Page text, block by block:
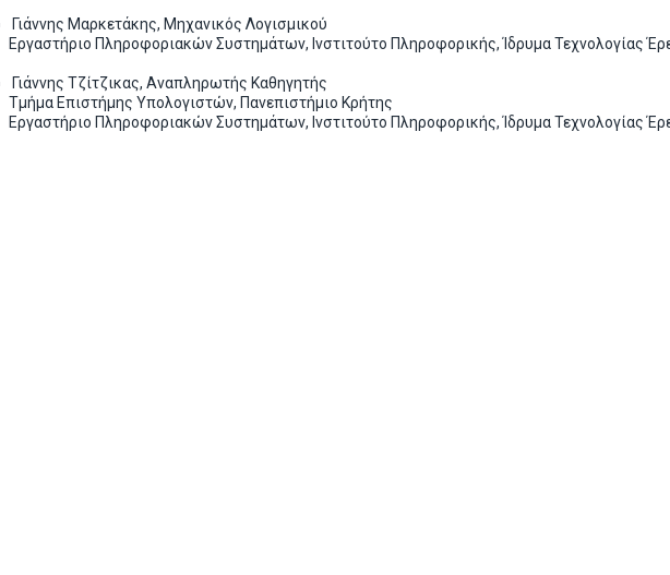
Γιάννης Μαρκετάκης, Μηχανικός Λογισμικού
Εργαστήριο Πληροφοριακών Συστημάτων, Ινστιτούτο Πληροφορικής, Ίδρυμα Τεχνολογίας
Γιάννης Τζίτζικας, Αναπληρωτής Καθηγητής
Τμήμα Επιστήμης Υπολογιστών, Πανεπιστήμιο Κρήτης
Εργαστήριο Πληροφοριακών Συστημάτων, Ινστιτούτο Πληροφορικής, Ίδρυμα Τεχνολογίας